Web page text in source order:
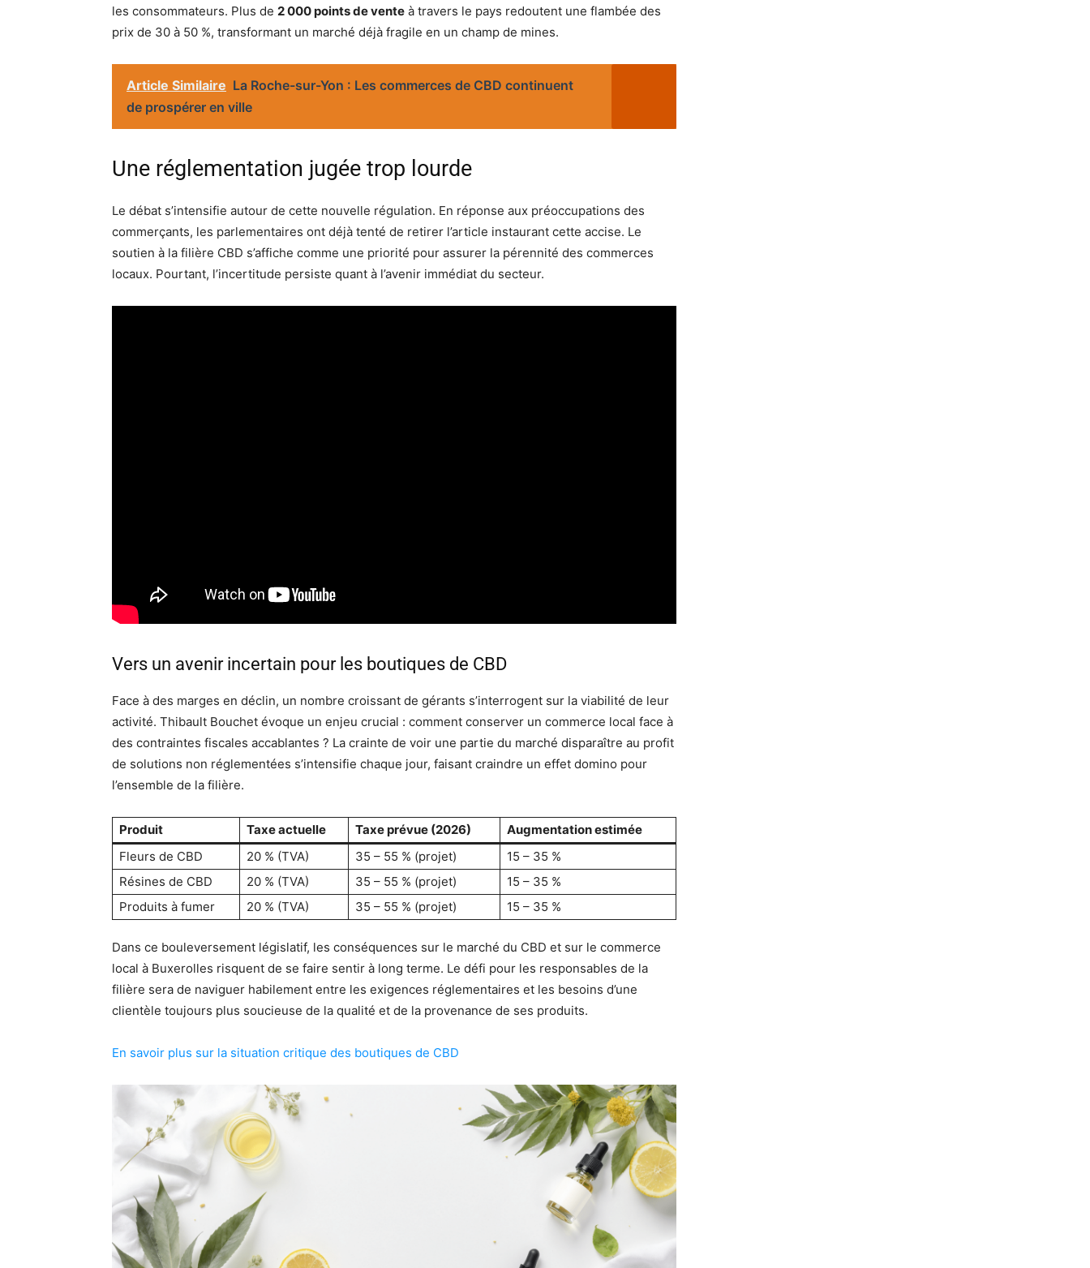
les consommateurs. Plus de 2 000 points de vente à travers le pays redoutent une flambée des
prix de 30 à 50 %, transformant un marché déjà fragile en un champ de mines.
Article Similaire La Roche-sur-Yon : Les commerces de CBD continuent
de prospérer en ville
Une réglementation jugée trop lourde
Le débat s’intensifie autour de cette nouvelle régulation. En réponse aux préoccupations des
commerçants, les parlementaires ont déjà tenté de retirer l’article instaurant cette accise. Le
soutien à la filière CBD s’affiche comme une priorité pour assurer la pérennité des commerces
locaux. Pourtant, l’incertitude persiste quant à l’avenir immédiat du secteur.
Vers un avenir incertain pour les boutiques de CBD
Face à des marges en déclin, un nombre croissant de gérants s’interrogent sur la viabilité de leur
activité. Thibault Bouchet évoque un enjeu crucial : comment conserver un commerce local face à
des contraintes fiscales accablantes ? La crainte de voir une partie du marché disparaître au profit
de solutions non réglementées s’intensifie chaque jour, faisant craindre un effet domino pour
l’ensemble de la filière.
Produit Taxe actuelle Taxe prévue (2026)
Augmentation estimée
Fleurs de CBD
20 % (TVA) 35 – 55 % (projet)
15 – 35 %
Résines de CBD
20 % (TVA) 35 – 55 % (projet)
15 – 35 %
Produits à fumer
20 % (TVA) 35 – 55 % (projet) 15 – 35 %
Dans ce bouleversement législatif, les conséquences sur le marché du CBD et sur le commerce
local à Buxerolles risquent de se faire sentir à long terme. Le défi pour les responsables de la
filière sera de naviguer habilement entre les exigences réglementaires et les besoins d’une
clientèle toujours plus soucieuse de la qualité et de la provenance de ses produits.
En savoir plus sur la situation critique des boutiques de CBD